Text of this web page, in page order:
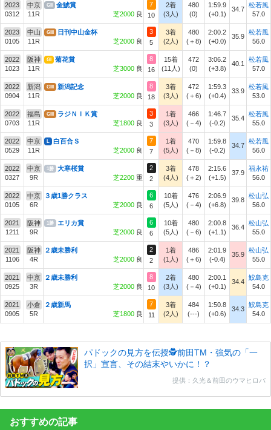
2023
0312
中京
11R
GII
金鯱賞
芝2000 良
7
10
2着
(3人)
480
(0)
1:59.9
(+0.1)
34.7
松若風
57.0
2023
0105
中山
11R
GIII
日刊中山金杯
芝2000 良
3
5
3着
(2人)
480
(＋8)
2:00.2
(+0.0)
35.9
松若風
56.0
2022
1023
阪神
11R
GI
菊花賞
芝3000 良
8
16
15着
(11人)
472
(0)
3:06.2
(+3.8)
40.1
松若風
57.0
2022
0904
新潟
11R
GIII
新潟記念
芝2000 良
8
18
3着
(3人)
472
(＋6)
1:59.3
(+0.4)
33.9
松若風
53.0
2022
0703
福島
11R
GIII
ラジＮＩＫ賞
芝1800 良
3
3
1着
(3人)
466
(－4)
1:46.7
(-0.2)
35.4
松若風
55.0
2022
0529
中京
11R
L
白百合Ｓ
芝2000 良
7
7
1着
(5人)
470
(－8)
1:59.8
(-0.2)
34.7
松若風
56.0
2022
0327
中京
9R
1勝
大寒桜賞
芝2200 重
2
2
3着
(4人)
478
(＋2)
2:15.6
(+1.5)
37.9
福永祐
56.0
2022
0105
中京
6R
３歳1勝クラス
芝2000 良
6
6
10着
(5人)
476
(－4)
2:06.9
(+6.8)
39.8
松山弘
56.0
2021
1211
阪神
9R
1勝
エリカ賞
芝2000 良
6
6
10着
(5人)
480
(－6)
2:00.8
(+1.1)
36.4
松山弘
55.0
2021
1106
阪神
4R
２歳未勝利
芝2000 良
2
2
1着
(1人)
486
(＋6)
2:01.9
(-0.4)
35.9
松山弘
55.0
2021
0925
中京
3R
２歳未勝利
芝2000 良
8
10
2着
(3人)
480
(－4)
2:00.1
(+0.1)
34.4
鮫島克
54.0
2021
0905
小倉
5R
２歳新馬
芝1800 良
7
11
3着
(2人)
484
(---)
1:50.8
(+0.6)
34.3
鮫島克
54.0
パドックの見方を伝授🕵前田TM・強気の「一
択」宣言、その結末やいかに！？
提供：久光＆前田のウマヒロバ
おすすめの記事